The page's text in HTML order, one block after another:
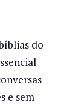
do
e sem